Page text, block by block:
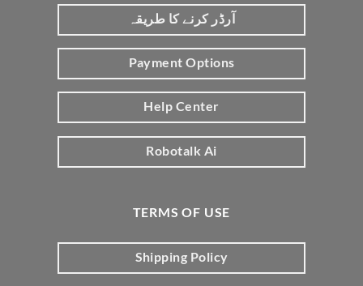
آرڈر کرنے کا طریقہ
Payment Options
Help Center
Robotalk Ai
TERMS OF USE
Shipping Policy